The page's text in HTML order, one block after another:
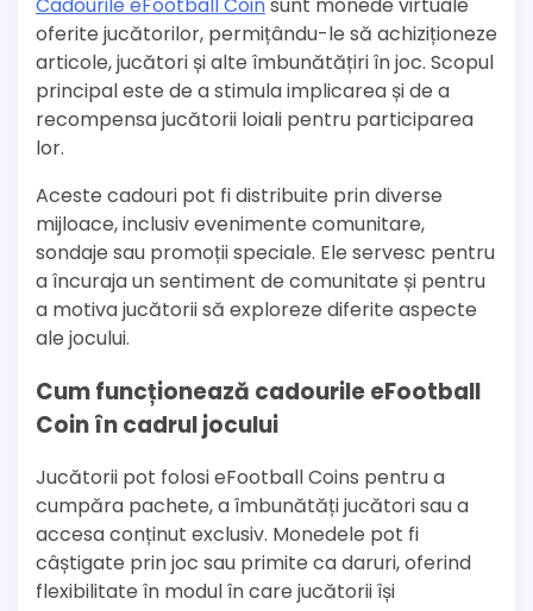
oferite jucătorilor, permițându-le să achiziționeze
articole, jucători și alte îmbunătățiri în joc. Scopul
principal este de a stimula implicarea și de a
recompensa jucătorii loiali pentru participarea
lor.
Aceste cadouri pot fi distribuite prin diverse
mijloace, inclusiv evenimente comunitare,
sondaje sau promoții speciale. Ele servesc pentru
a încuraja un sentiment de comunitate și pentru
a motiva jucătorii să exploreze diferite aspecte
ale jocului.
Cum funcționează cadourile eFootball
Coin în cadrul jocului
Jucătorii pot folosi eFootball Coins pentru a
cumpăra pachete, a îmbunătăți jucători sau a
accesa conținut exclusiv. Monedele pot fi
câștigate prin joc sau primite ca daruri, oferind
flexibilitate în modul în care jucătorii își